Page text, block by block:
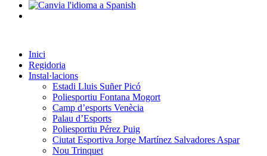
Inici
Regidoria
Instal·lacions
Estadi Lluis Suñer Picó
Poliesportiu Fontana Mogort
Camp d’esports Venècia
Palau d’Esports
Poliesportiu Pérez Puig
Ciutat Esportiva Jorge Martínez Salvadores Aspar
Nou Trinquet